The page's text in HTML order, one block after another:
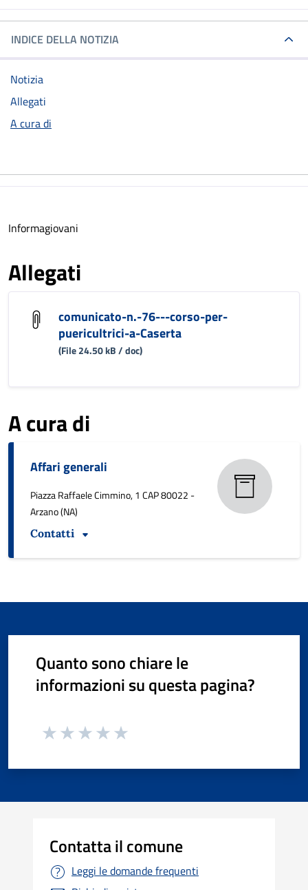
INDICE DELLA NOTIZIA
Notizia
Allegati
A cura di
Informagiovani
Allegati
comunicato-n.-76---corso-per-
puericultrici-a-Caserta
(File 24.50 kB / doc)
A cura di
Affari generali
Piazza Raffaele Cimmino, 1 CAP 80022 -
Arzano (NA)
Contatti
Quanto sono chiare le
informazioni su questa pagina?
Contatta il comune
Leggi le domande frequenti